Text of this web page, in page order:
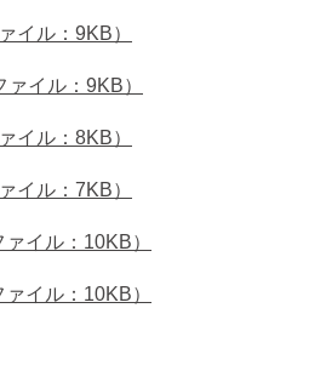
イル：9KB）
イル：9KB）
イル：8KB）
イル：7KB）
イル：10KB）
イル：10KB）